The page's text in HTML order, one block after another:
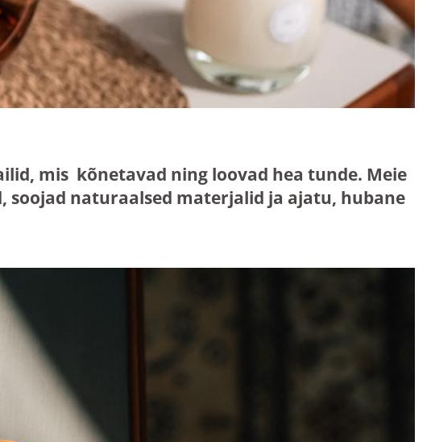
mis kõnetavad ning loovad hea tunde. Meie
soojad naturaalsed materjalid ja ajatu, hubane